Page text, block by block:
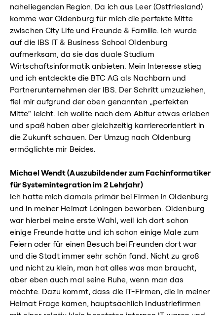
naheliegenden Region. Da ich aus Leer (Ostfriesland)
komme war Oldenburg für mich die perfekte Mitte
zwischen City Life und Freunde & Familie. Ich wurde
auf die IBS IT & Business School Oldenburg
aufmerksam, da sie das duale Studium
Wirtschaftsinformatik anbieten. Mein Interesse stieg
und ich entdeckte die BTC AG als Nachbarn und
Partnerunternehmen der IBS. Der Schritt umzuziehen,
fiel mir aufgrund der oben genannten „perfekten
Mitte“ leicht. Ich wollte nach dem Abitur etwas erleben
und spaß haben aber gleichzeitig karriereorientiert in
die Zukunft schauen. Der Umzug nach Oldenburg
ermöglichte mir Beides.
Michael Wendt (Auszubildender zum Fachinformatiker
für Systemintegration im 2 Lehrjahr)
Ich hatte mich damals primär bei Firmen in Oldenburg
und in meiner Heimat Löningen beworben. Oldenburg
war hierbei meine erste Wahl, weil ich dort schon
einige Freunde hatte und ich schon einige Male zum
Feiern oder für einen Besuch bei Freunden dort war
und die Stadt immer sehr schön fand. Nicht zu groß
und nicht zu klein, man hat alles was man braucht,
aber eben auch mal seine Ruhe, wenn man das
möchte. Dazu kommt, dass die IT-Firmen, die in meiner
Heimat Frage kamen, hauptsächlich Industriefirmen